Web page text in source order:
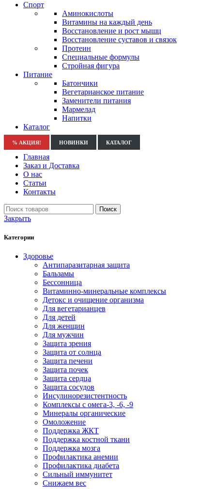
Спорт
Аминокислоты
Витамины на каждый день
Восстановление и рост мышц
Восстановление суставов и связок
Протеин
Специальные формулы
Стройная фигура
Питание
Батончики
Вегетарианское питание
Заменители питания
Мармелад
Напитки
Каталог
% АКЦИЯ! НОВИНКИ КАТАЛОГ
Главная
Заказ и Доставка
О нас
Статьи
Контакты
Поиск
Закрыть
Категории
Здоровье
Антипаразитарная защита
Бальзамы
Бессонница
Витаминно-минеральные комплексы
Детокс и очищение организма
Для вегетарианцев
Для детей
Для женщин
Для мужчин
Защита зрения
Защита от солнца
Защита печени
Защита почек
Защита сердца
Защита сосудов
Инсулинорезистентность
Комплексы с омега-3, -6, -9
Минералы органические
Омоложение
Поддержка ЖКТ
Поддержка костной ткани
Поддержка мозга
Профилактика анемии
Профилактика диабета
Сильный иммунитет
Снижаем вес